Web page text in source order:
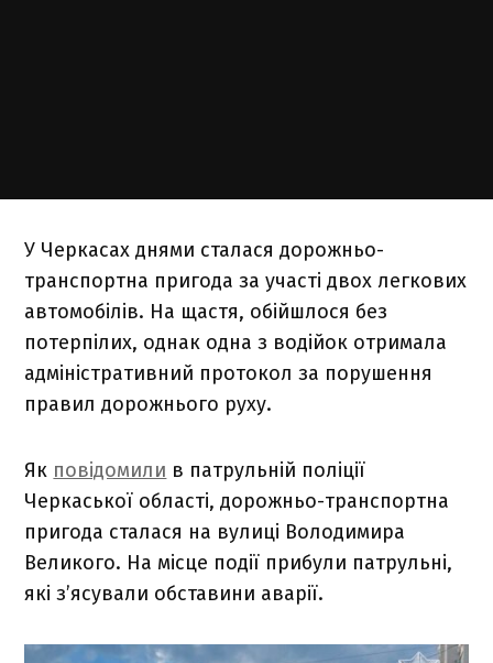
У Черкасах днями сталася дорожньо-
транспортна пригода за участі двох легкових
автомобілів. На щастя, обійшлося без
потерпілих, однак одна з водійок отримала
адміністративний протокол за порушення
правил дорожнього руху.
Як повідомили в патрульній поліції
Черкаської області, дорожньо-транспортна
пригода сталася на вулиці Володимира
Великого. На місце події прибули патрульні,
які з’ясували обставини аварії.